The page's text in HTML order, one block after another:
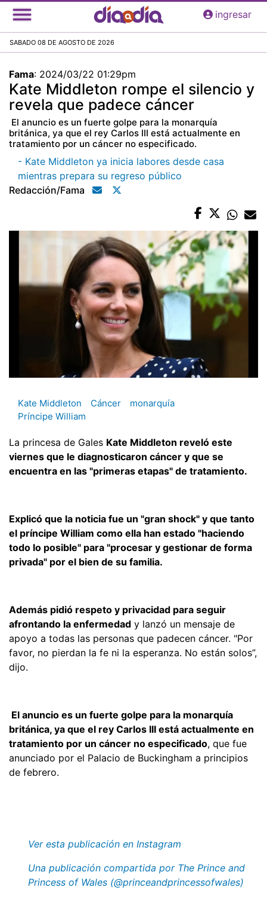
Pasar
al
principal
ingresar
SABADO 08 DE AGOSTO DE 2026
Fama: 2024/03/22 01:29pm
Kate Middleton rompe el silencio y
revela que padece cáncer
El anuncio es un fuerte golpe para la monarquía
británica, ya que el rey Carlos III está actualmente en
tratamiento por un cáncer no especificado.
- Kate Middleton ya inicia labores desde casa
mientras prepara su regreso público
Redacción/fama
Kate Middleton Cáncer
monarquía
Príncipe William
La princesa de Gales Kate Middleton reveló este
viernes que le diagnosticaron cáncer y que se
encuentra en las "primeras etapas" de tratamiento.
Explicó que la noticia fue un "gran shock" y que tanto
el príncipe William como ella han estado "haciendo
todo lo posible" para "procesar y gestionar de forma
privada" por el bien de su familia.
Además pidió respeto y privacidad para seguir
afrontando la enfermedad y lanzó un mensaje de
apoyo a todas las personas que padecen cáncer. "Por
favor, no pierdan la fe ni la esperanza. No están solos”,
dijo.
El anuncio es un fuerte golpe para la monarquía
británica, ya que el rey Carlos III está actualmente en
tratamiento por un cáncer no especificado, que fue
anunciado por el Palacio de Buckingham a principios
de febrero.
Ver esta publicación en Instagram
Una publicación compartida por The Prince and
Princess of Wales (@princeandprincessofwales)